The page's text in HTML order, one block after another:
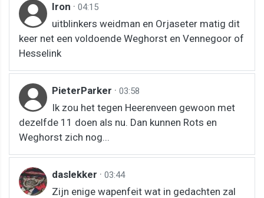
Iron · 04:15
uitblinkers weidman en Orjaseter matig dit
keer net een voldoende Weghorst en Vennegoor of
Hesselink
PieterParker · 03:58
Ik zou het tegen Heerenveen gewoon met
dezelfde 11 doen als nu. Dan kunnen Rots en
Weghorst zich nog...
daslekker · 03:44
Zijn enige wapenfeit wat in gedachten zal